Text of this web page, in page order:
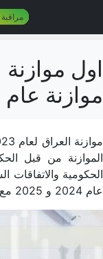
اول
موازنة عام 2023 ؟
الموازنة من قبل
الحكومية والاتفاقات
عام 2024 و 2025 مع أمكانية التعديل لغرض دعم الاستقرار المالي .